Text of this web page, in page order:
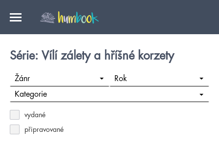
Série: Vílí zálety a hříšné korzety
Žánr Rok
Kategorie
vydané
připravované